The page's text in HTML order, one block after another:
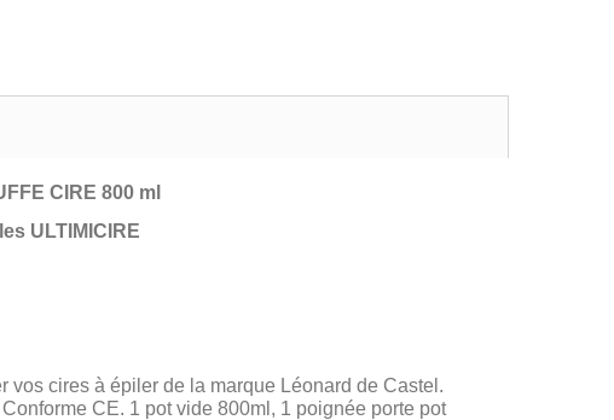
CIRE 800 ml
ULTIMICIRE
vos cires à épiler de la marque Léonard de Castel.
CE. 1 pot vide 800ml, 1 poignée porte pot